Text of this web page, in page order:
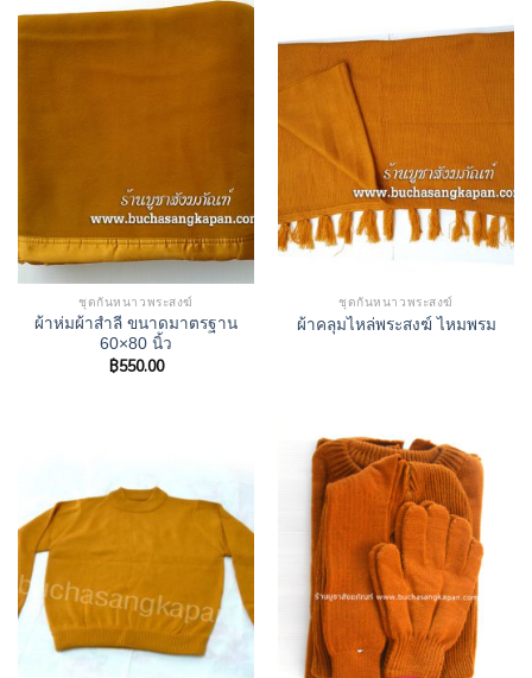
ชุดกันหนาวพระสงฆ์
ผ้าห่มผ้าสำลี ขนาดมาตรฐาน
60×80 นิ้ว
฿550.00
ชุดกันหนาวพระสงฆ์
ผ้าคลุมไหล่พระสงฆ์ ไหมพรม